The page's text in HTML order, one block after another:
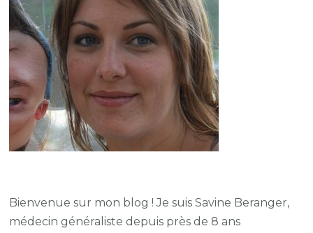
Bienvenue sur mon blog ! Je suis Savine Beranger,
médecin généraliste depuis près de 8 ans